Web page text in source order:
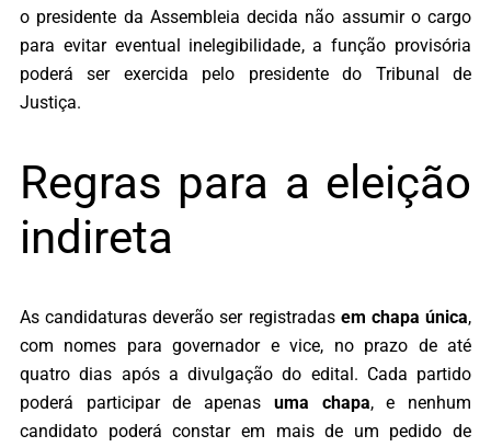
o presidente da Assembleia decida não assumir o cargo
para evitar eventual inelegibilidade, a função provisória
poderá ser exercida pelo presidente do Tribunal de
Justiça.
Regras para a eleição
indireta
As candidaturas deverão ser registradas em chapa única,
com nomes para governador e vice, no prazo de até
quatro dias após a divulgação do edital. Cada partido
poderá participar de apenas uma chapa, e nenhum
candidato poderá constar em mais de um pedido de